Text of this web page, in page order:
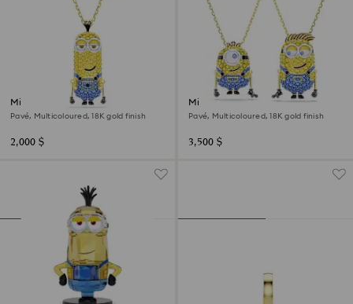
Minions Kevin pendant
Pavé, Multicoloured, 18K gold finish
2,000 $
Minions James and Henry set
Pavé, Multicoloured, 18K gold finish
3,500 $